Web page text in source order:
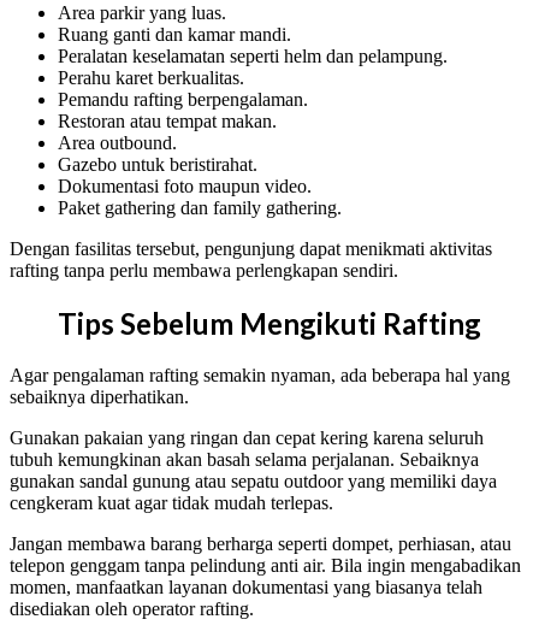
Area parkir yang luas.
Ruang ganti dan kamar mandi.
Peralatan keselamatan seperti helm dan pelampung.
Perahu karet berkualitas.
Pemandu rafting berpengalaman.
Restoran atau tempat makan.
Area outbound.
Gazebo untuk beristirahat.
Dokumentasi foto maupun video.
Paket gathering dan family gathering.
Dengan fasilitas tersebut, pengunjung dapat menikmati aktivitas
rafting tanpa perlu membawa perlengkapan sendiri.
Tips Sebelum Mengikuti Rafting
Agar pengalaman rafting semakin nyaman, ada beberapa hal yang
sebaiknya diperhatikan.
Gunakan pakaian yang ringan dan cepat kering karena seluruh
tubuh kemungkinan akan basah selama perjalanan. Sebaiknya
gunakan sandal gunung atau sepatu outdoor yang memiliki daya
cengkeram kuat agar tidak mudah terlepas.
Jangan membawa barang berharga seperti dompet, perhiasan, atau
telepon genggam tanpa pelindung anti air. Bila ingin mengabadikan
momen, manfaatkan layanan dokumentasi yang biasanya telah
disediakan oleh operator rafting.